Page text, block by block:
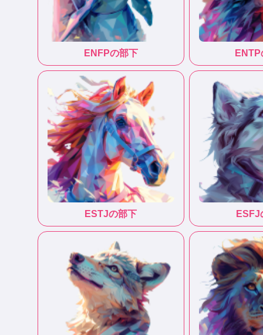
ENFPの部下 ENTP
ESTJの部下 ESFJ